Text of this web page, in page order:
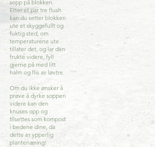
sopp på blokken.
Etter et par tre flush
kan du setter blokken
ute et skyggefullt og
fuktig sted, om
temperaturene ute
tillater det, og lar den
frukte videre, fyll
gjerne på med litt
halm og flis av løvtre.
Om du ikke ønsker å
prøve å dyrke soppen
videre kan den
knuses opp og
tilsettes som kompost
i bedene dine, da
dette er ypperlig
plantenæring!